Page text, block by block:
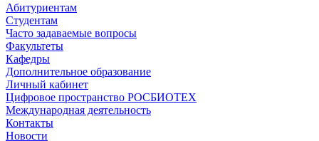
Абитуриентам
Студентам
Часто задаваемые вопросы
Факультеты
Кафедры
Дополнительное образование
Личный кабинет
Цифровое пространство РОСБИОТЕХ
Международная деятельность
Контакты
Новости